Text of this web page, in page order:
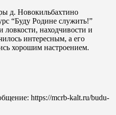
д. Новокильбахтино
“Буду Родине служить!”
ловкости, находчивости и
интересным, а его
хорошим настроением.
https://mcrb-kalt.ru/budu-